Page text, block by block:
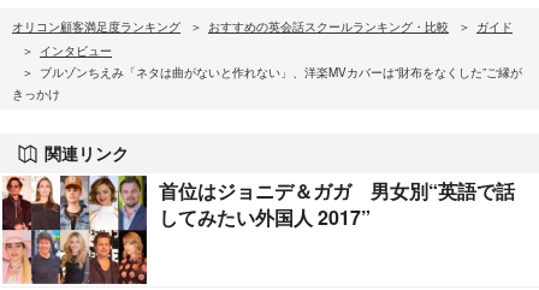
オリコン顧客満足度ランキング おすすめの英会話スクールランキング・比較
ガイド
インタビュー
ブルゾンちえみ「ネタは曲がないと作れない」、洋楽MVカバーは“財布をなくした”ご縁が
きっかけ
関連リンク
首位はジョニデ＆ガガ 男女別“英語で話
してみたい外国人 2017”